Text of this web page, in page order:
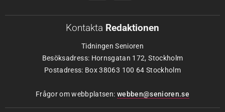
Kontakta Redaktionen
Tidningen Senioren
Besöksadress: Hornsgatan 172, Stockholm
Postadress: Box 38063 100 64 Stockholm
Frågor om webbplatsen: webben@senioren.se